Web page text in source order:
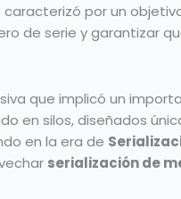
caracterizó por un
de serie y garantizar
que implicó un
en silos, diseñados
en la era de
serialización de